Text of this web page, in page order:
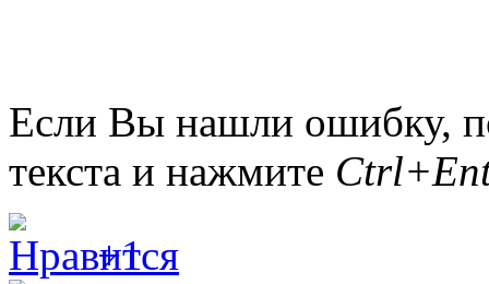
Если Вы нашли ошибку,
текста и нажмите
+1